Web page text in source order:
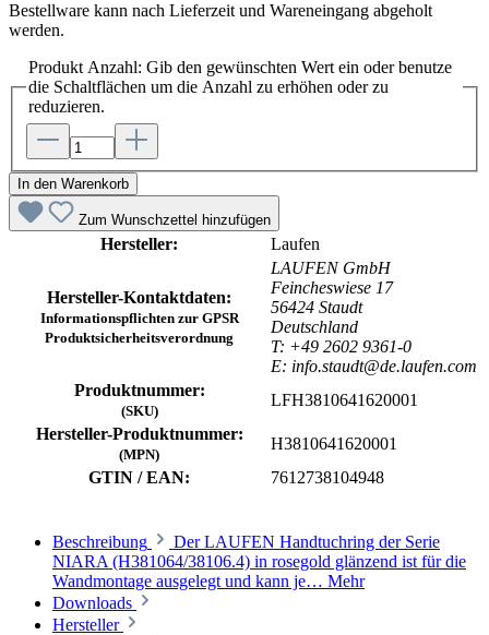
Bestellware kann nach Lieferzeit und Wareneingang abgeholt
werden.
Produkt Anzahl: Gib den gewünschten Wert ein oder benutze
die Schaltflächen um die Anzahl zu erhöhen oder zu
reduzieren.
In den Warenkorb
Zum Wunschzettel hinzufügen
Hersteller: Laufen
Hersteller-Kontaktdaten:
Informationspflichten zur GPSR
Produktsicherheitsverordnung
LAUFEN GmbH
Feincheswiese 17
56424 Staudt
Deutschland
T: +49 2602 9361-0
E: info.staudt@de.laufen.com
Produktnummer:
(SKU)
LFH3810641620001
Hersteller-Produktnummer:
(MPN)
H3810641620001
GTIN / EAN:
7612738104948
Beschreibung
Der LAUFEN Handtuchring der Serie
NIARA (H381064/38106.4) in rosegold glänzend ist für die
Wandmontage ausgelegt und kann je… Mehr
Downloads
Hersteller